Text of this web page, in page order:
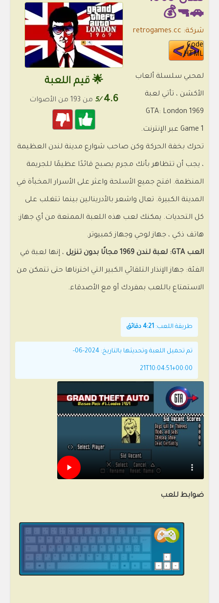
🌟 قيم اللعبة
4.6
/5 من 193 من الأصوات
🚗🔫💰
شركة: retrogames.cc
Code
HTML
لمحبي سلسلة ألعاب
الأكشن ، تأتي لعبة
GTA: London 1969
Game 1 عبر الإنترنت.
تحرك بخفة الحركة وكن صاحب شوارع مدينة لندن العظيمة
، يجب أن تتظاهر بأنك مجرم يصبح قائدًا عظيمًا للجريمة
المنظمة. افتح جميع الأسلحة واعثر على الأسرار المخبأة في
المدينة الكبيرة. تعال واشعر بالأدرينالين بينما تتغلب على
كل التحديات. يمكنك لعب هذه اللعبة الممتعة من أي جهاز:
هاتف ذكي ، جهاز لوحي وجهاز كمبيوتر.
العب GTA: لعبة لندن 1969 مجانًا بدون تنزيل ، إنها لعبة في
الفئة: جهاز الإنذار التلقائي الكبير التي اخترناها حتى تتمكن من
الاستمتاع باللعب بمفردك أو مع الأصدقاء.
طريقة اللعب: 4:21 دقائق
تم تحميل اللعبة وتحديثها بالتاريخ: 2024-06-
21T10:04:51+00:00
ضوابط للعب